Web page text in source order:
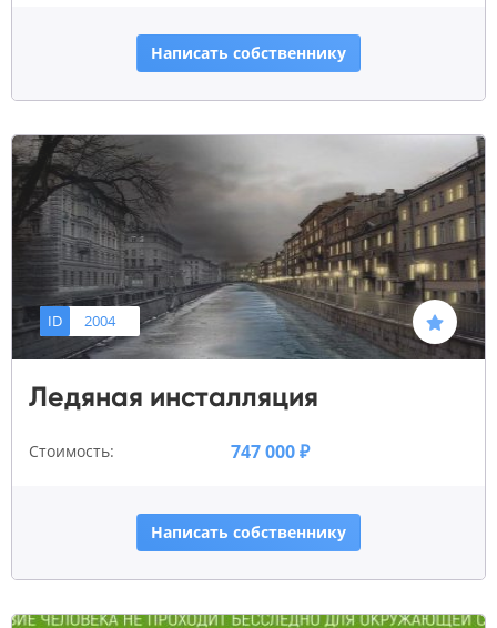
Написать собственнику
ID 2004
Ледяная инсталляция
Стоимость: 747 000 ₽
Написать собственнику